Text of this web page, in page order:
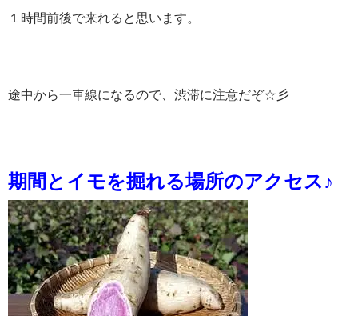
１時間前後で来れると思います。
途中から一車線になるので、渋滞に注意だぞ☆彡
期間とイモを掘れる場所のアクセス♪